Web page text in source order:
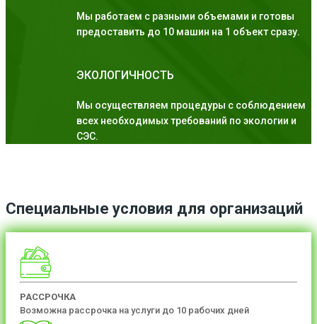
Мы работаем с разными объемами и готовы
предоставить до 10 машин на 1 объект сразу.
ЭКОЛОГИЧНОСТЬ
Мы осуществляем процедуры с соблюдением
всех необходимых требований по экологии и
СЭС.
Специальные условия для организаций
РАССРОЧКА
Возможна рассрочка на услуги до 10 рабочих дней